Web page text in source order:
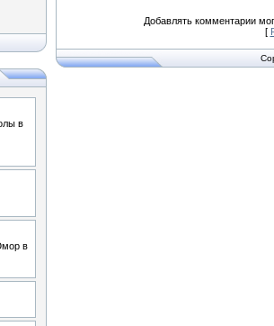
Добавлять комментарии
[